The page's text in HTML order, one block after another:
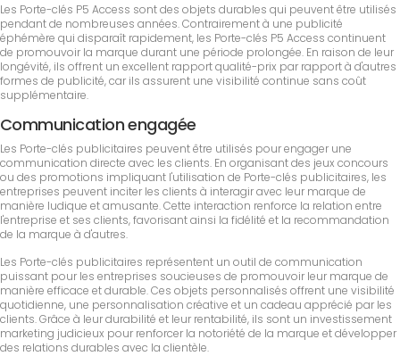
Les Porte-clés P5 Access sont des objets durables qui peuvent être utilisés
pendant de nombreuses années. Contrairement à une publicité
éphémère qui disparaît rapidement, les Porte-clés P5 Access continuent
de promouvoir la marque durant une période prolongée. En raison de leur
longévité, ils offrent un excellent rapport qualité-prix par rapport à d'autres
formes de publicité, car ils assurent une visibilité continue sans coût
supplémentaire.
Communication engagée
Les Porte-clés publicitaires peuvent être utilisés pour engager une
communication directe avec les clients. En organisant des jeux concours
ou des promotions impliquant l'utilisation de Porte-clés publicitaires, les
entreprises peuvent inciter les clients à interagir avec leur marque de
manière ludique et amusante. Cette interaction renforce la relation entre
l'entreprise et ses clients, favorisant ainsi la fidélité et la recommandation
de la marque à d'autres.
Les Porte-clés publicitaires représentent un outil de communication
puissant pour les entreprises soucieuses de promouvoir leur marque de
manière efficace et durable. Ces objets personnalisés offrent une visibilité
quotidienne, une personnalisation créative et un cadeau apprécié par les
clients. Grâce à leur durabilité et leur rentabilité, ils sont un investissement
marketing judicieux pour renforcer la notoriété de la marque et développer
des relations durables avec la clientèle.